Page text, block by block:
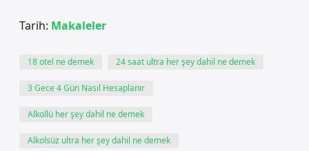
Tarih: Makaleler
18 otel ne demek 24 saat ultra her şey dahil ne demek
3 Gece 4 Gün Nasıl Hesaplanır
Alkollü her şey dahil ne demek
Alkolsüz ultra her şey dahil ne demek